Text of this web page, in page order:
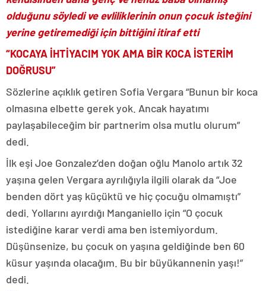
olduğunu söyledi ve evliliklerinin onun çocuk isteğini
yerine getiremediği için bittiğini itiraf etti
“KOCAYA İHTİYACIM YOK AMA BİR KOCA İSTERİM
DOĞRUSU”
Sözlerine açıklık getiren Sofia Vergara “Bunun bir koca
olmasına elbette gerek yok. Ancak hayatımı
paylaşabileceğim bir partnerim olsa mutlu olurum”
dedi.
İlk eşi Joe Gonzalez’den doğan oğlu Manolo artık 32
yaşına gelen Vergara ayrılığıyla ilgili olarak da “Joe
benden dört yaş küçüktü ve hiç çocuğu olmamıştı”
dedi. Yollarını ayırdığı Manganiello için “O çocuk
istediğine karar verdi ama ben istemiyordum.
Düşünsenize, bu çocuk on yaşına geldiğinde ben 60
küsur yaşında olacağım. Bu bir büyükannenin yaşı!”
dedi.